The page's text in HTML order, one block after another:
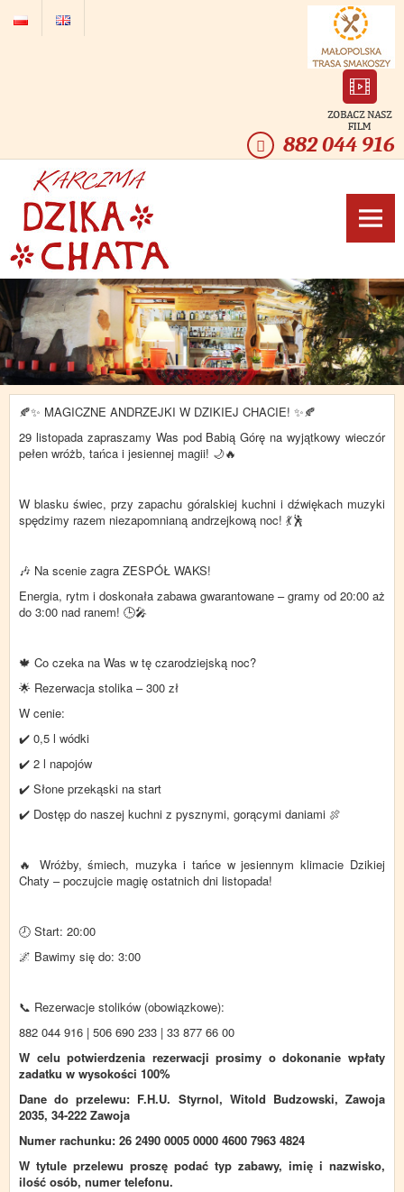
do
882 044 916
🍂✨ MAGICZNE ANDRZEJKI W DZIKIEJ CHACIE! ✨🍂
29 listopada zapraszamy Was pod Babią Górę na wyjątkowy wieczór
pełen wróżb, tańca i jesiennej magii! 🌙🔥
W blasku świec, przy zapachu góralskiej kuchni i dźwiękach muzyki
spędzimy razem niezapomnianą andrzejkową noc! 💃🕺
🎶 Na scenie zagra ZESPÓŁ WAKS!
Energia, rytm i doskonała zabawa gwarantowane – gramy od 20:00 aż
do 3:00 nad ranem! 🕒🎤
🍁 Co czeka na Was w tę czarodziejską noc?
🌟 Rezerwacja stolika – 300 zł
W cenie:
✔️ 0,5 l wódki
✔️ 2 l napojów
✔️ Słone przekąski na start
✔️ Dostęp do naszej kuchni z pysznymi, gorącymi daniami 🍖
🔥 Wróżby, śmiech, muzyka i tańce w jesiennym klimacie Dzikiej
Chaty – poczujcie magię ostatnich dni listopada!
🕗 Start: 20:00
🌌 Bawimy się do: 3:00
📞 Rezerwacje stolików (obowiązkowe):
882 044 916 | 506 690 233 | 33 877 66 00
W celu potwierdzenia rezerwacji prosimy o dokonanie wpłaty
zadatku w wysokości 100%
Dane do przelewu: F.H.U. Styrnol, Witold Budzowski, Zawoja
2035, 34-222 Zawoja
Numer rachunku: 26 2490 0005 0000 4600 7963 4824
W tytule przelewu proszę podać typ zabawy, imię i nazwisko,
ilość osób, numer telefonu.